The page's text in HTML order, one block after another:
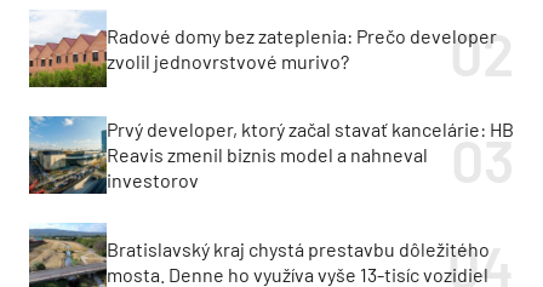
Radové domy bez zateplenia: Prečo developer
zvolil jednovrstvové murivo?
Prvý developer, ktorý začal stavať kancelárie: HB
Reavis zmenil biznis model a nahneval
investorov
Bratislavský kraj chystá prestavbu dôležitého
mosta. Denne ho využíva vyše 13-tisíc vozidiel